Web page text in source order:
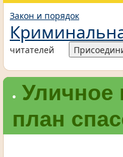
Закон и порядок
читателей
• Уличное
план